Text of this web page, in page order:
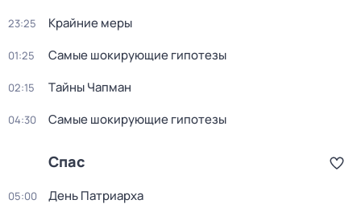
23:25 Крайние меры
01:25 Самые шoкиpующие гипотезы
02:15 Тaйны Чапман
04:30 Самые шoкиpующие гипотезы
Спас
05:00 День Патриарха